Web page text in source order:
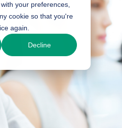
your preferences,
cookie so that you're
again.
Decline